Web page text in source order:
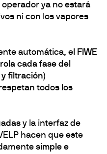
ya no estará
ni con los vapores
automática, el
FIWE
cada fase del
filtración)
todos los
y la interfaz de
hacen que este
simple e